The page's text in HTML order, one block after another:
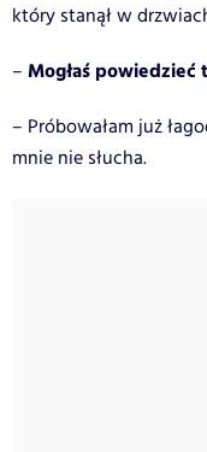
który stanął w
– Mogłaś powiedzieć
– Próbowałam już
mnie nie słucha.